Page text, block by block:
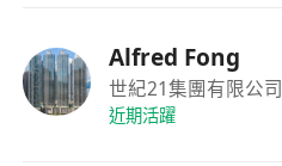
Alfred Fong
世紀21集團有限公司
近期活躍